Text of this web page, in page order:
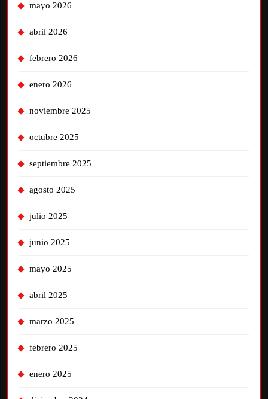
mayo 2026
abril 2026
febrero 2026
enero 2026
noviembre 2025
octubre 2025
septiembre 2025
agosto 2025
julio 2025
junio 2025
mayo 2025
abril 2025
marzo 2025
febrero 2025
enero 2025